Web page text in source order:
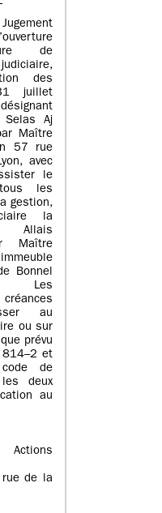
de
des
juillet
Aj
Maître
57 rue
avec
le
les
gestion,
la
Allais
Maître
Bonnel
Les
au
ou sur
prévu
814–2 et
de
deux
au
de la